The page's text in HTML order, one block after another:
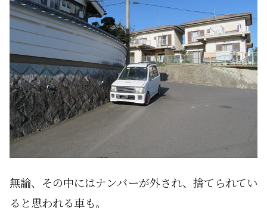
無論、その中にはナンバーが外され、捨てられてい
ると思われる車も。